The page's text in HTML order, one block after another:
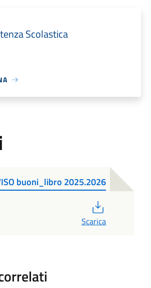
Scolastica
buoni_libro 2025.2026
Scarica